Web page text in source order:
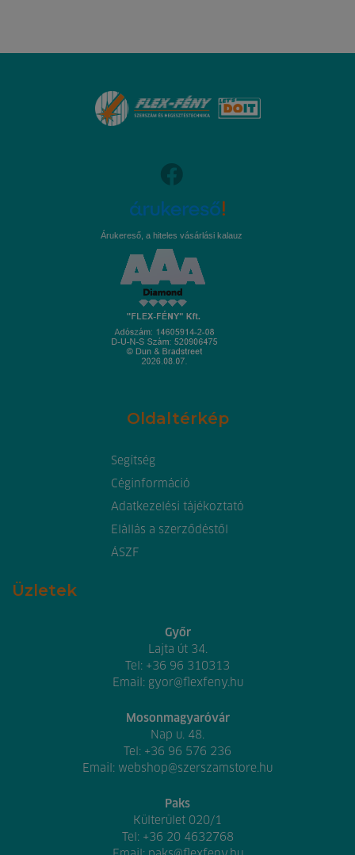
Árukereső, a hiteles vásárlási kalauz
Oldaltérkép
Segítség
Céginformáció
Adatkezelési tájékoztató
Elállás a szerződéstől
ÁSZF
Üzletek
Győr
Lajta út 34.
Tel: +36 96 310313
Email: gyor@flexfeny.hu
Mosonmagyaróvár
Nap u. 48.
Tel: +36 96 576 236
Email: webshop@szerszamstore.hu
Paks
Külterület 020/1
Tel: +36 20 4632768